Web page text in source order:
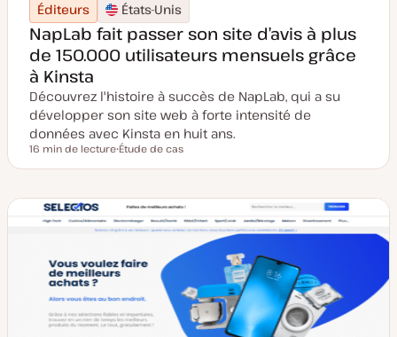
Éditeurs États-Unis
NapLab fait passer son site d’avis à plus
de 150.000 utilisateurs mensuels grâce
à Kinsta
Découvrez l'histoire à succès de NapLab, qui a su
développer son site web à forte intensité de
données avec Kinsta en huit ans.
Temps de lecture
16 min de lecture
y
e
e
p
l
i
a
t
i
Étude de cas